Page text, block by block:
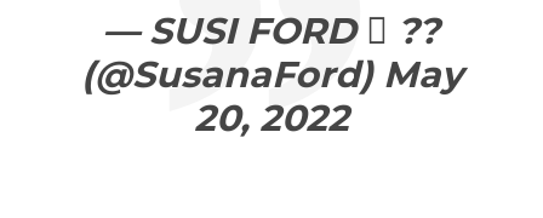
— SUSI FORD  ?️?️
(@SusanaFord) May
20, 2022